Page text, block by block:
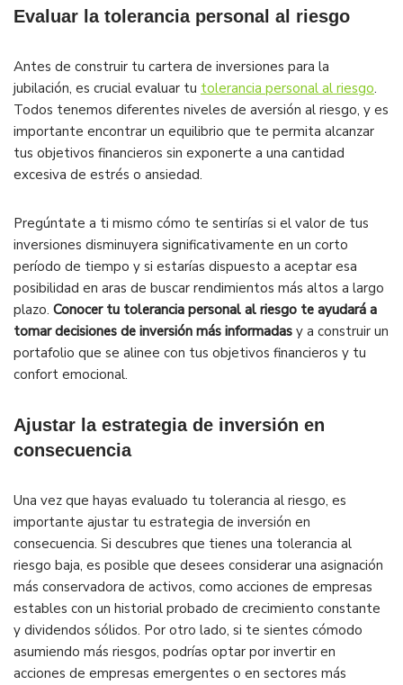
Evaluar la tolerancia personal al riesgo
Antes de construir tu cartera de inversiones para la
jubilación, es crucial evaluar tu tolerancia personal al riesgo.
Todos tenemos diferentes niveles de aversión al riesgo, y es
importante encontrar un equilibrio que te permita alcanzar
tus objetivos financieros sin exponerte a una cantidad
excesiva de estrés o ansiedad.
Pregúntate a ti mismo cómo te sentirías si el valor de tus
inversiones disminuyera significativamente en un corto
período de tiempo y si estarías dispuesto a aceptar esa
posibilidad en aras de buscar rendimientos más altos a largo
plazo. Conocer tu tolerancia personal al riesgo te ayudará a
tomar decisiones de inversión más informadas y a construir un
portafolio que se alinee con tus objetivos financieros y tu
confort emocional.
Ajustar la estrategia de inversión en
consecuencia
Una vez que hayas evaluado tu tolerancia al riesgo, es
importante ajustar tu estrategia de inversión en
consecuencia. Si descubres que tienes una tolerancia al
riesgo baja, es posible que desees considerar una asignación
más conservadora de activos, como acciones de empresas
estables con un historial probado de crecimiento constante
y dividendos sólidos. Por otro lado, si te sientes cómodo
asumiendo más riesgos, podrías optar por invertir en
acciones de empresas emergentes o en sectores más